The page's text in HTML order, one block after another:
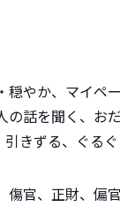
やか、マイペ
話を聞く、お
きずる、ぐる
官、正財、偏